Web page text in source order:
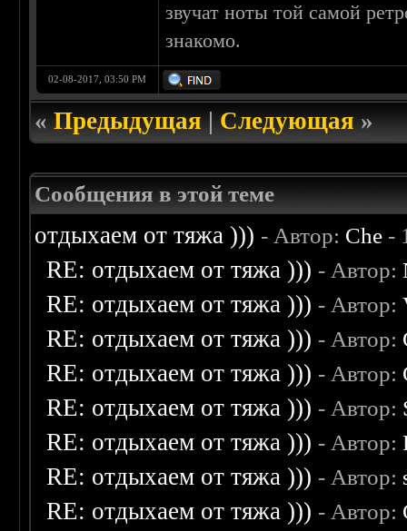
звучат ноты той самой
знакомо.
02-08-2017, 03:50 PM
«Предыдущая|Следующая»
Сообщения в этой теме
отдыхаем от тяжа ))) - Автор: Che -
RE: отдыхаем от тяжа ))) - Автор:
RE: отдыхаем от тяжа ))) - Автор:
RE: отдыхаем от тяжа ))) - Автор:
RE: отдыхаем от тяжа ))) - Автор:
RE: отдыхаем от тяжа ))) - Автор:
RE: отдыхаем от тяжа ))) - Автор:
RE: отдыхаем от тяжа ))) - Автор:
RE: отдыхаем от тяжа ))) - Автор: